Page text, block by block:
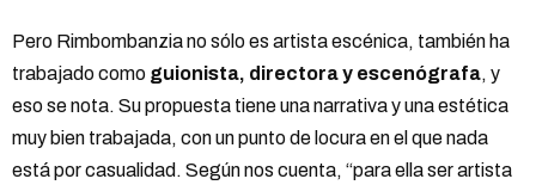
Pero Rimbombanzia no sólo es artista escénica, también ha
trabajado como guionista, directora y escenógrafa, y
eso se nota. Su propuesta tiene una narrativa y una estética
muy bien trabajada, con un punto de locura en el que nada
está por casualidad. Según nos cuenta, “para ella ser artista